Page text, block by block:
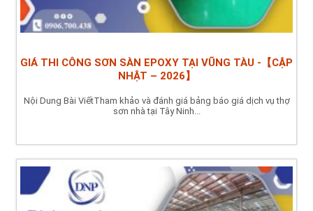
GIÁ THI CÔNG SƠN SÀN EPOXY TẠI VŨNG TÀU -【CẬP
NHẬT – 2026】
Nội Dung Bài ViếtTham khảo và đánh giá bảng báo giá dịch vụ thợ
sơn nhà tại Tây Ninh...